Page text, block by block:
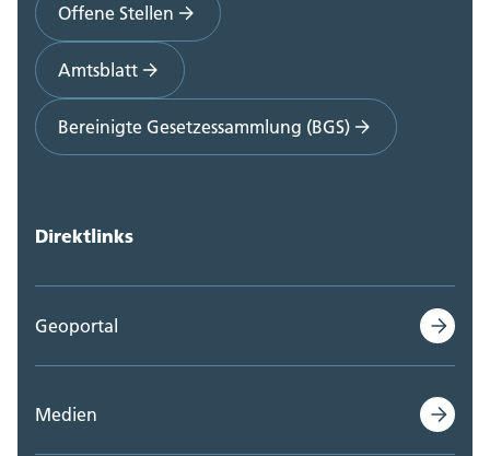
Offene Stellen
Amtsblatt
Bereinigte Gesetzessammlung (BGS)
Direktlinks
Geoportal
Medien